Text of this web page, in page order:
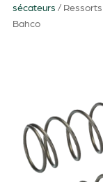
sécateurs /
Bahco